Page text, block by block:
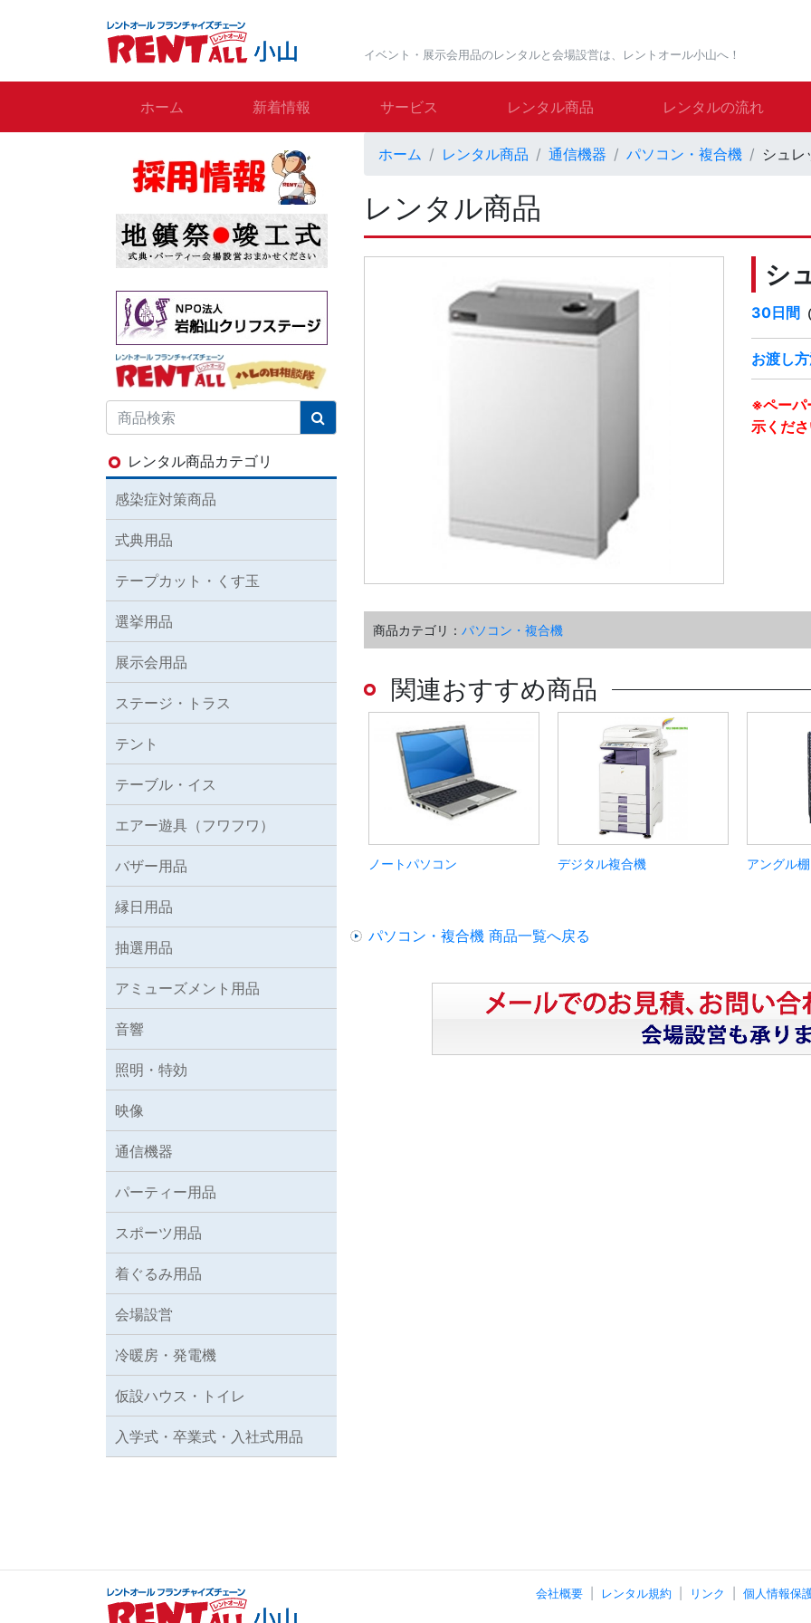
イベント・展示会用品のレンタルと会場設営は、レントオール小山へ！
ホーム 新着情報 サービス レンタル商品 レンタルの流れ
ホーム レンタル商品 通信機器 パソコン・複合機 シュレ
レンタル商品
シ
30日間
お渡し
※ペーパ
示くだ
商品カテゴリ： パソコン・複合機
関連おすすめ商品
ノートパソコン デジタル複合機 アングル棚
パソコン・複合機 商品一覧へ戻る
レンタル商品カテゴリ
感染症対策商品
式典用品
テープカット・くす玉
選挙用品
展示会用品
ステージ・トラス
テント
テーブル・イス
エアー遊具（フワフワ）
バザー用品
縁日用品
抽選用品
アミューズメント用品
音響
照明・特効
映像
通信機器
パーティー用品
スポーツ用品
着ぐるみ用品
会場設営
冷暖房・発電機
仮設ハウス・トイレ
入学式・卒業式・入社式用品
会社概要 レンタル規約 リンク 個人情報保